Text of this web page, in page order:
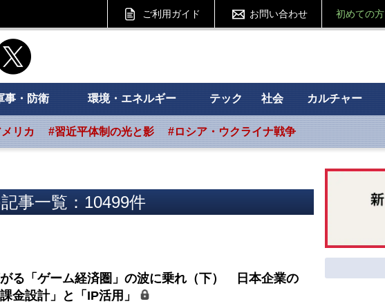
ご利用ガイド お問い合わせ 初めての方
フォーサイト
事・防衛 環境・エネルギー テック 社会 カルチャー
リカ #習近平体制の光と影 #ロシア・ウクライナ戦争
事一覧：10499件
る「ゲーム経済圏」の波に乗れ（下） 日本企業の
金設計」と「IP活用」